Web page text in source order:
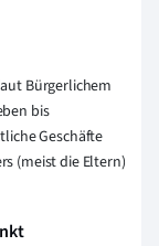
Bürgerlichem
bis
Geschäfte
(meist die Eltern)